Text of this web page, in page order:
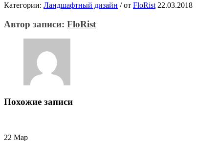
Категории: Ландшафтный дизайн /от FloRist 22.03.2018
Автор записи: FloRist
Похожие записи
22 Мар